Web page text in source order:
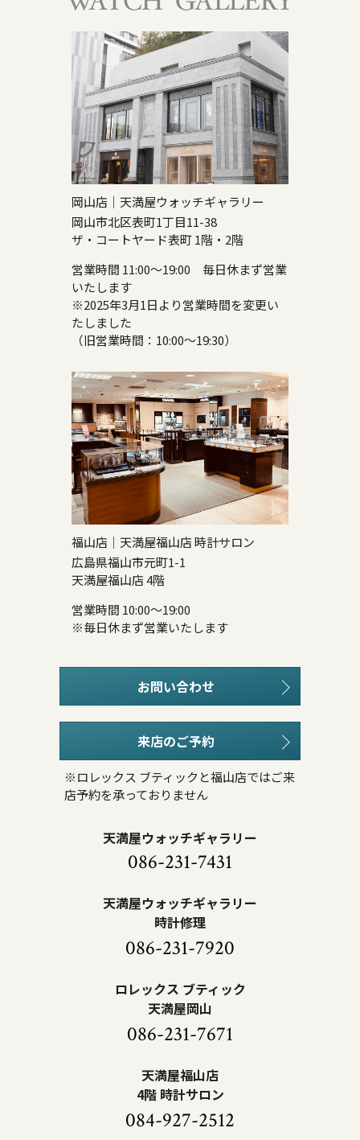
岡山店｜天満屋ウォッチギャラリー
岡山市北区表町1丁目11-38
ザ・コートヤード表町 1階・2階
営業時間 11:00～19:00 毎日休まず営業
いたします
※2025年3月1日より営業時間を変更い
たしました
（旧営業時間：10:00～19:30）
福山店｜天満屋福山店 時計サロン
広島県福山市元町1-1
天満屋福山店 4階
営業時間 10:00～19:00
※毎日休まず営業いたします
お問い合わせ
来店のご予約
※ロレックス ブティックと福山店ではご来
店予約を承っておりません
天満屋ウォッチギャラリー
086-231-7431
天満屋ウォッチギャラリー
時計修理
086-231-7920
ロレックス ブティック
天満屋岡山
086-231-7671
天満屋福山店
4階 時計サロン
084-927-2512